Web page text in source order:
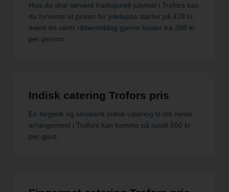
Hvis du skal servere tradisjonell julemat i Trofors kan
du forvente at prisen for juletapas starter på 428 kr,
mens en varm ribbemiddag gjerne koster fra 398 kr
per person.
Indisk catering Trofors pris
En fargerik og smaksrik indisk catering til ditt neste
arrangement i Trofors kan komme på rundt 500 kr
per gjest.